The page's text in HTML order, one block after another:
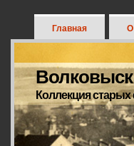
Главная О
Коллекция